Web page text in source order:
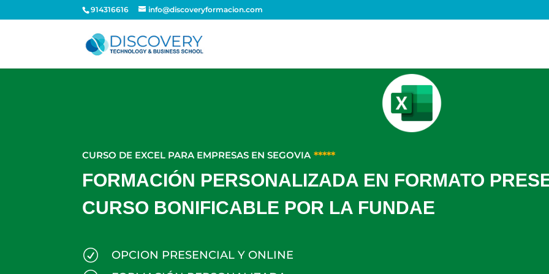
914316616 info@discoveryformacion.com
CURSO DE EXCEL PARA EMPRESAS EN SEGOVIA*****
FORMACIÓN PERSONALIZADA EN FORMATO
CURSO BONIFICABLE POR LA FUNDAE
R OPCION PRESENCIAL Y ONLINE